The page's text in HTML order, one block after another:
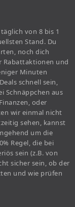
von 8 bis 1
Stand. Du
noch dich
Rabattaktionen und
Minuten
schnell sein,
Schnäppchen aus
oder
wir einmal nicht
sehen, kannst
um die
Regel, die bei
sein (z.B. von
sicher sein, ob der
und wie prüfen